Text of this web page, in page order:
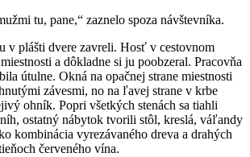
tu, pane,“ zaznelo spoza návštevníka.
v plášti dvere zavreli. Hosť v cestovnom
a dôkladne si ju poobzeral. Pracovňa
útulne. Okná na opačnej strane miestnosti
závesmi, no na ľavej strane v krbe
ohník. Popri všetkých stenách sa tiahli
ostatný nábytok tvorili stôl, kreslá, váľandy
kombinácia vyrezávaného dreva a drahých
červeného vína.